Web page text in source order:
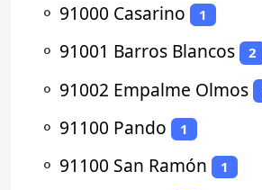
⚬ 91000 Casarino 1
⚬ 91001 Barros Blancos 2
⚬ 91002 Empalme Olmos
⚬ 91100 Pando 1
⚬ 91100 San Ramón 1